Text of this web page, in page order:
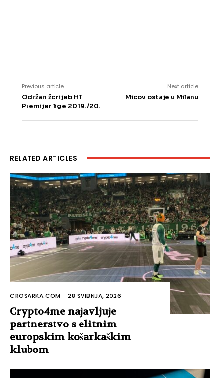
Previous article
Održan ždrijeb HT
Premijer lige 2019./20.
Next article
Micov ostaje u Milanu
RELATED ARTICLES
CROSARKA.COM -28 SVIBNJA, 2026
Crypto4me najavljuje
partnerstvo s elitnim
europskim košarkaškim
klubom